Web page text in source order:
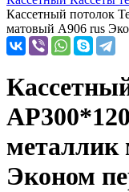
Кассетный потолок
матовый А906 rus
металлик
Эконом